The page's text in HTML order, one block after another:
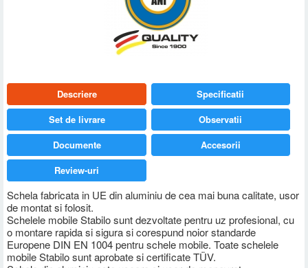
Descriere
Schela fabricata in UE din aluminiu de cea mai buna calitate, usor
de montat si folosit.
Schelele mobile Stabilo sunt dezvoltate pentru uz profesional, cu
o montare rapida si sigura si corespund noior standarde
Europene DIN EN 1004 pentru schele mobile. Toate schelele
mobile Stabilo sunt aprobate si certificate TÜV.
Specificatii
Set de livrare
Observatii
Documente
Accesorii
Review-uri